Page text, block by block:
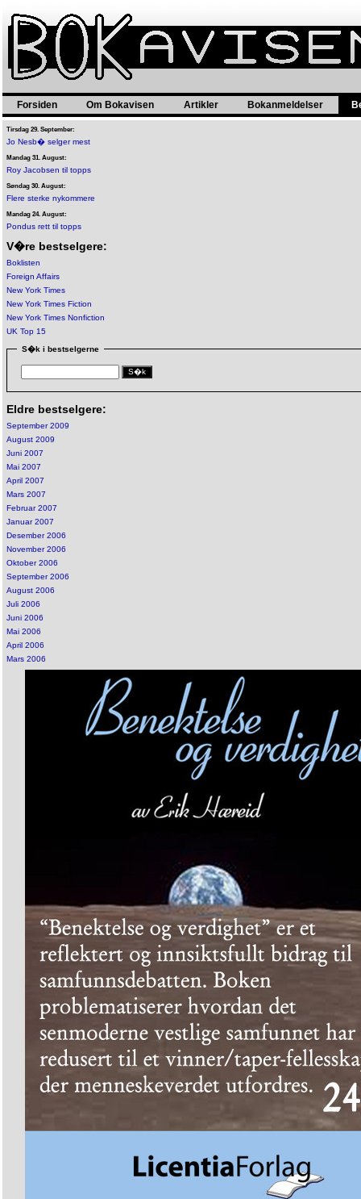
Forsiden Om Bokavisen Artikler Bokanmeldelser
Tirsdag 29. September:
Jo Nesb� selger mest
Mandag 31. August:
Roy Jacobsen til topps
Søndag 30. August:
Flere sterke nykommere
Mandag 24. August:
Pondus rett til topps
V�re bestselgere:
Boklisten
Foreign Affairs
New York Times
New York Times Fiction
New York Times Nonfiction
UK Top 15
S�k i bestselgerne
Eldre bestselgere:
September 2009
August 2009
Juni 2007
Mai 2007
April 2007
Mars 2007
Februar 2007
Januar 2007
Desember 2006
November 2006
Oktober 2006
September 2006
August 2006
Juli 2006
Juni 2006
Mai 2006
April 2006
Mars 2006